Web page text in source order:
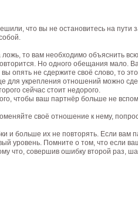
что вы не остановитесь на пути
то вам необходимо объяснить
Но одного обещания мало.
опять не сдержите своё слово, то
для укрепления отношений можно
сейчас стоит недорого.
чтобы ваш партнёр больше не
своё отношение к нему,
и больше их не повторять. Если вам
уровень. Помните о том, что если
что, совершив ошибку второй раз,